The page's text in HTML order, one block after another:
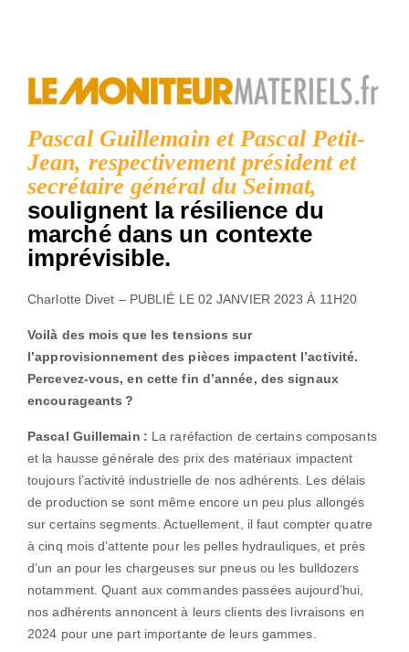
Pascal Guillemain et Pascal Petit-
Jean, respectivement président et
secrétaire général du Seimat,
soulignent la résilience du
marché dans un contexte
imprévisible.
Charlotte Divet – PUBLIÉ LE 02 JANVIER 2023 À 11H20
Voilà des mois que les tensions sur
l’approvisionnement des pièces impactent l’activité.
Percevez-vous, en cette fin d’année, des signaux
encourageants ?
Pascal Guillemain : La raréfaction de certains composants
et la hausse générale des prix des matériaux impactent
toujours l’activité industrielle de nos adhérents. Les délais
de production se sont même encore un peu plus allongés
sur certains segments. Actuellement, il faut compter quatre
à cinq mois d’attente pour les pelles hydrauliques, et près
d’un an pour les chargeuses sur pneus ou les bulldozers
notamment. Quant aux commandes passées aujourd’hui,
nos adhérents annoncent à leurs clients des livraisons en
2024 pour une part importante de leurs gammes.